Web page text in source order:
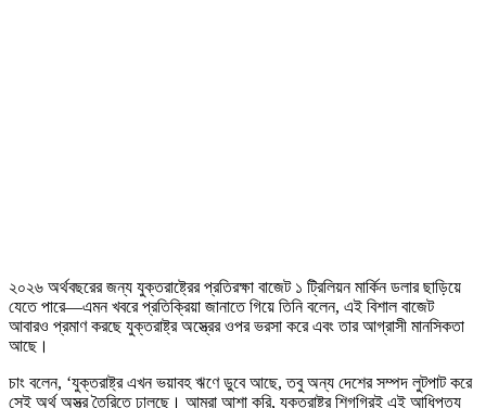
২০২৬ অর্থবছরের জন্য যুক্তরাষ্ট্রের প্রতিরক্ষা বাজেট ১ ট্রিলিয়ন মার্কিন ডলার ছাড়িয়ে
যেতে পারে—এমন খবরে প্রতিক্রিয়া জানাতে গিয়ে তিনি বলেন, এই বিশাল বাজেট
আবারও প্রমাণ করছে যুক্তরাষ্ট্র অস্ত্রের ওপর ভরসা করে এবং তার আগ্রাসী মানসিকতা
আছে।
চাং বলেন, ‘যুক্তরাষ্ট্র এখন ভয়াবহ ঋণে ডুবে আছে, তবু অন্য দেশের সম্পদ লুটপাট করে
সেই অর্থ অস্ত্র তৈরিতে ঢালছে। আমরা আশা করি, যুক্তরাষ্ট্র শিগগিরই এই আধিপত্য